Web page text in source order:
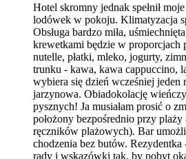
Hotel skromny jednak spełnił
lodówek w pokoju. Klimatyzacja
Obsługa bardzo miła,
krewetkami będzie w proporcjach
nutelle, płatki, mleko, jogurty,
trunku - kawa, kawa cappuccino,
wybiera się dzień wcześniej jeden
jarzynowa. Obiadokolację
pysznych! Ja musiałam prosić o
położony bezpośrednio przy
ręczników plażowych). Bar
chodzenia bez butów.
rady i wskazówki tak, by pobyt